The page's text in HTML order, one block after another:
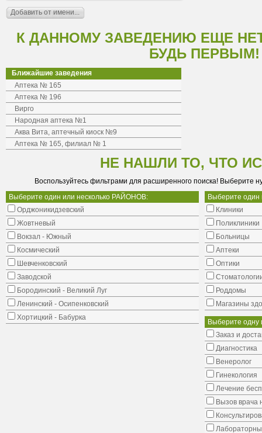
К ДАННОМУ ЗАВЕДЕНИЮ ЕЩЕ
БУДЬ ПЕРВЫМ!
Ближайшие заведения
Аптека № 165
Аптека № 196
Вирго
Народная аптека №1
Аква Вита, аптечный киоск №9
Аптека № 165, филиал № 1
НЕ НАШЛИ ТО, ЧТО
Воспользуйтесь фильтрами для расширенного поиска! Выберите
Выберите один или несколько РАЙОНОВ:
Орджоникидзевский
Жовтневый
Вокзал - Южный
Космический
Шевченковский
Заводской
Бородинский - Великий Луг
Ленинский - Осипенковский
Хортицкий - Бабурка
Выберите
Клиники
Поликлиники
Больницы
Аптеки
Оптики
Роддомы
Магазины
Выберите одну
Заказ и
Диагностика
Венеролог
Гинекология
Лечение
Вызов врача